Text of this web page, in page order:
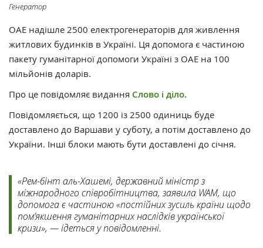
Генератор
ОАЕ надішле 2500 електрогенераторів для живлення
житлових будинків в Україні. Ця допомога є частиною
пакету гуманітарної допомоги Україні з ОАЕ на 100
мільйонів доларів.
Про це повідомляє видання Слово і діло.
Повідомляється, що 1200 із 2500 одиниць буде
доставлено до Варшави у суботу, а потім доставлено до
України. Інші блоки мають бути доставлені до січня.
«Рем-бінт аль-Хашемі, державний міністр з
міжнародного співробітництва, заявила WAM, що
допомога є частиною «постійних зусиль країни щодо
пом’якшення гуманітарних наслідків української
кризи», — ідеться у повідомленні.